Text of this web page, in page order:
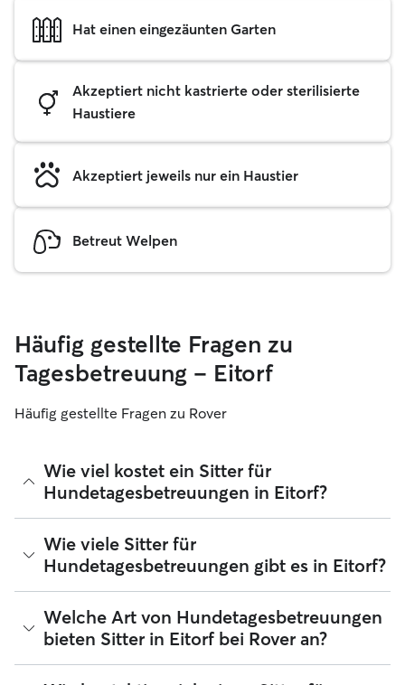
Hat einen eingezäunten Garten
Akzeptiert nicht kastrierte oder sterilisierte
Haustiere
Akzeptiert jeweils nur ein Haustier
Betreut Welpen
Häufig gestellte Fragen zu
Tagesbetreuung – Eitorf
Häufig gestellte Fragen zu Rover
Wie viel kostet ein Sitter für
Hundetagesbetreuungen in Eitorf?
Sitter können ihre Preise bei Rover frei festlegen. Die
durchschnittlichen Kosten für einen Hundesitter für
Tagesbetreuungen bei Rover in Eitorf betragen seit August
2026 etwa 25 pro Tag, einschließlich der Servicegebühren
wenn du deine Buchung an deine Bedürfnisse und die
deines Hundes anpasst.
Wie viele Sitter für
Hundetagesbetreuungen gibt es in Eitorf?
Seit August 2026 bieten 252 Sitter Hundetagesbetreuungen
in Eitorf an. Du kannst deine Suchergebnisse filtern,
sortieren, deinen Radius erweitern, Bewertungen lesen und
Preise vergleichen, um den perfekten Sitter in deiner Nähe
Welche Art von Hundetagesbetreuungen
bieten Sitter in Eitorf bei Rover an?